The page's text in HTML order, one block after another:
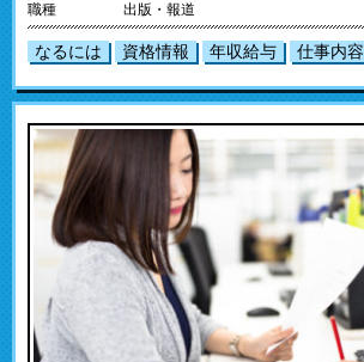
職種 出版・報道
なるには 資格情報 年収給与 仕事内容